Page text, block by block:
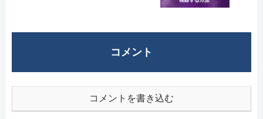
コメント
コメントを書き込む